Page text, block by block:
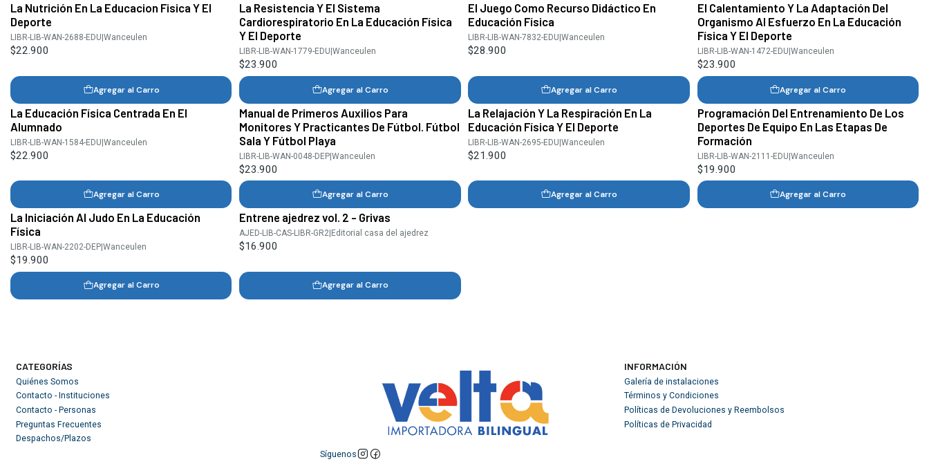
La Nutrición En La Educacion Fisica Y El
Deporte
LIBR-LIB-WAN-2688-EDU Wanceulen
$22.900
Agregar al Carro
La Resistencia Y El Sistema
Cardiorespiratorio En La Educación Física
Y El Deporte
LIBR-LIB-WAN-1779-EDU Wanceulen
$23.900
Agregar al Carro
El Juego Como Recurso Didáctico En
Educación Física
LIBR-LIB-WAN-7832-EDU |Wanceulen
$28.900
Agregar al Carro
El Calentamiento Y La Adaptación Del
Organismo Al Esfuerzo En La Educación
Física Y El Deporte
LIBR-LIB-WAN-1472-EDU Wanceulen
$23.900
Agregar al Carro
La Educación Física Centrada En El
Alumnado
LIBR-LIB-WAN-1584-EDU|Wanceulen
$22.900
Agregar al Carro
Manual de Primeros Auxilios Para
Monitores Y Practicantes De Fútbol. Fútbol
Sala Y Fútbol Playa
LIBR-LIB-WAN-0048-DEP|Wanceulen
$23.900
Agregar al Carro
La Relajación Y La Respiración En La
Educación Física Y El Deporte
LIBR-LIB-WAN-2695-EDU|Wanceulen
$21.900
Agregar al Carro
Programación Del Entrenamiento De Los
Deportes De Equipo En Las Etapas De
Formación
LIBR-LIB-WAN-2111-EDU|Wanceulen
$19.900
Agregar al Carro
La Iniciación Al Judo En La Educación
Física
LIBR-LIB-WAN-2202-DEP| Wanceulen
$19.900
Agregar al Carro
Entrene ajedrez vol. 2 - Grivas
AJED-LIB-CAS-LIBR-GR2| Editorial casa del ajedrez
$16.900
Agregar al Carro
CATEGORÍAS
Quiénes Somos
Contacto - Instituciones
Contacto - Personas
Preguntas Frecuentes
Despachos/Plazos
Síguenos
INFORMACIÓN
Galería de instalaciones
Términos y Condiciones
Políticas de Devoluciones y Reembolsos
Políticas de Privacidad